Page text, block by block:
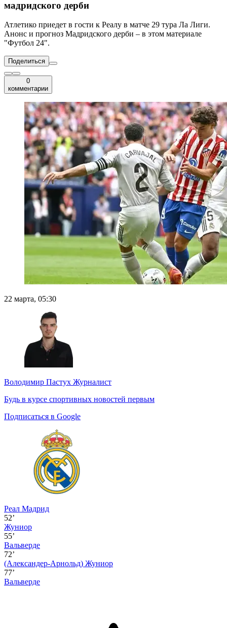
мадридского дерби
Атлетико приедет в гости к Реалу в матче 29 тура Ла Лиги.
Анонс и прогноз Мадридского дерби – в этом материале
"Футбол 24".
Поделиться
0
комментарии
22 марта, 05:30
Володимир Пастух Журналист
Будь в курсе спортивных новостей первым
Подписаться в Google
Реал Мадрид
52’
Жуниор
55’
Вальверде
72’
(Александер-Арнольд) Жуниор
77’
Вальверде